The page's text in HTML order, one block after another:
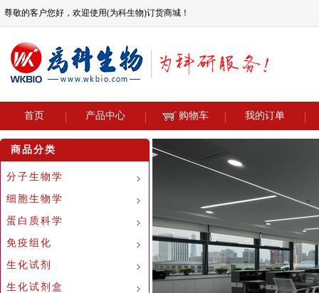
尊敬的客户您好，欢迎使用(为科生物)订货商城！
首页 产品中心 购物车 我的订单
商品分类
分子生物学
细胞生物学
蛋白质科学
免疫组化
生化试剂
生化试剂盒